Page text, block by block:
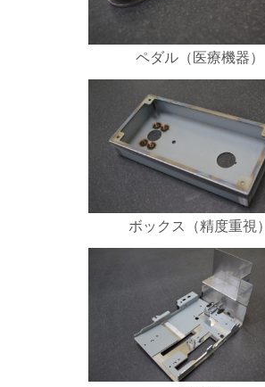
ペダル（医療機器）
ボックス（精度重視）